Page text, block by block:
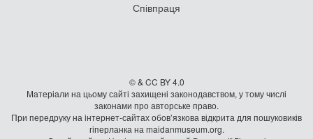
Співпраця
© & CC BY 4.0
Матеріали на цьому сайті захищені законодавством, у тому числі
законами про авторське право.
При передруку на iнтернет-сайтах обов’язкова відкрита для пошуковиків
гiперланка на maidanmuseum.org.